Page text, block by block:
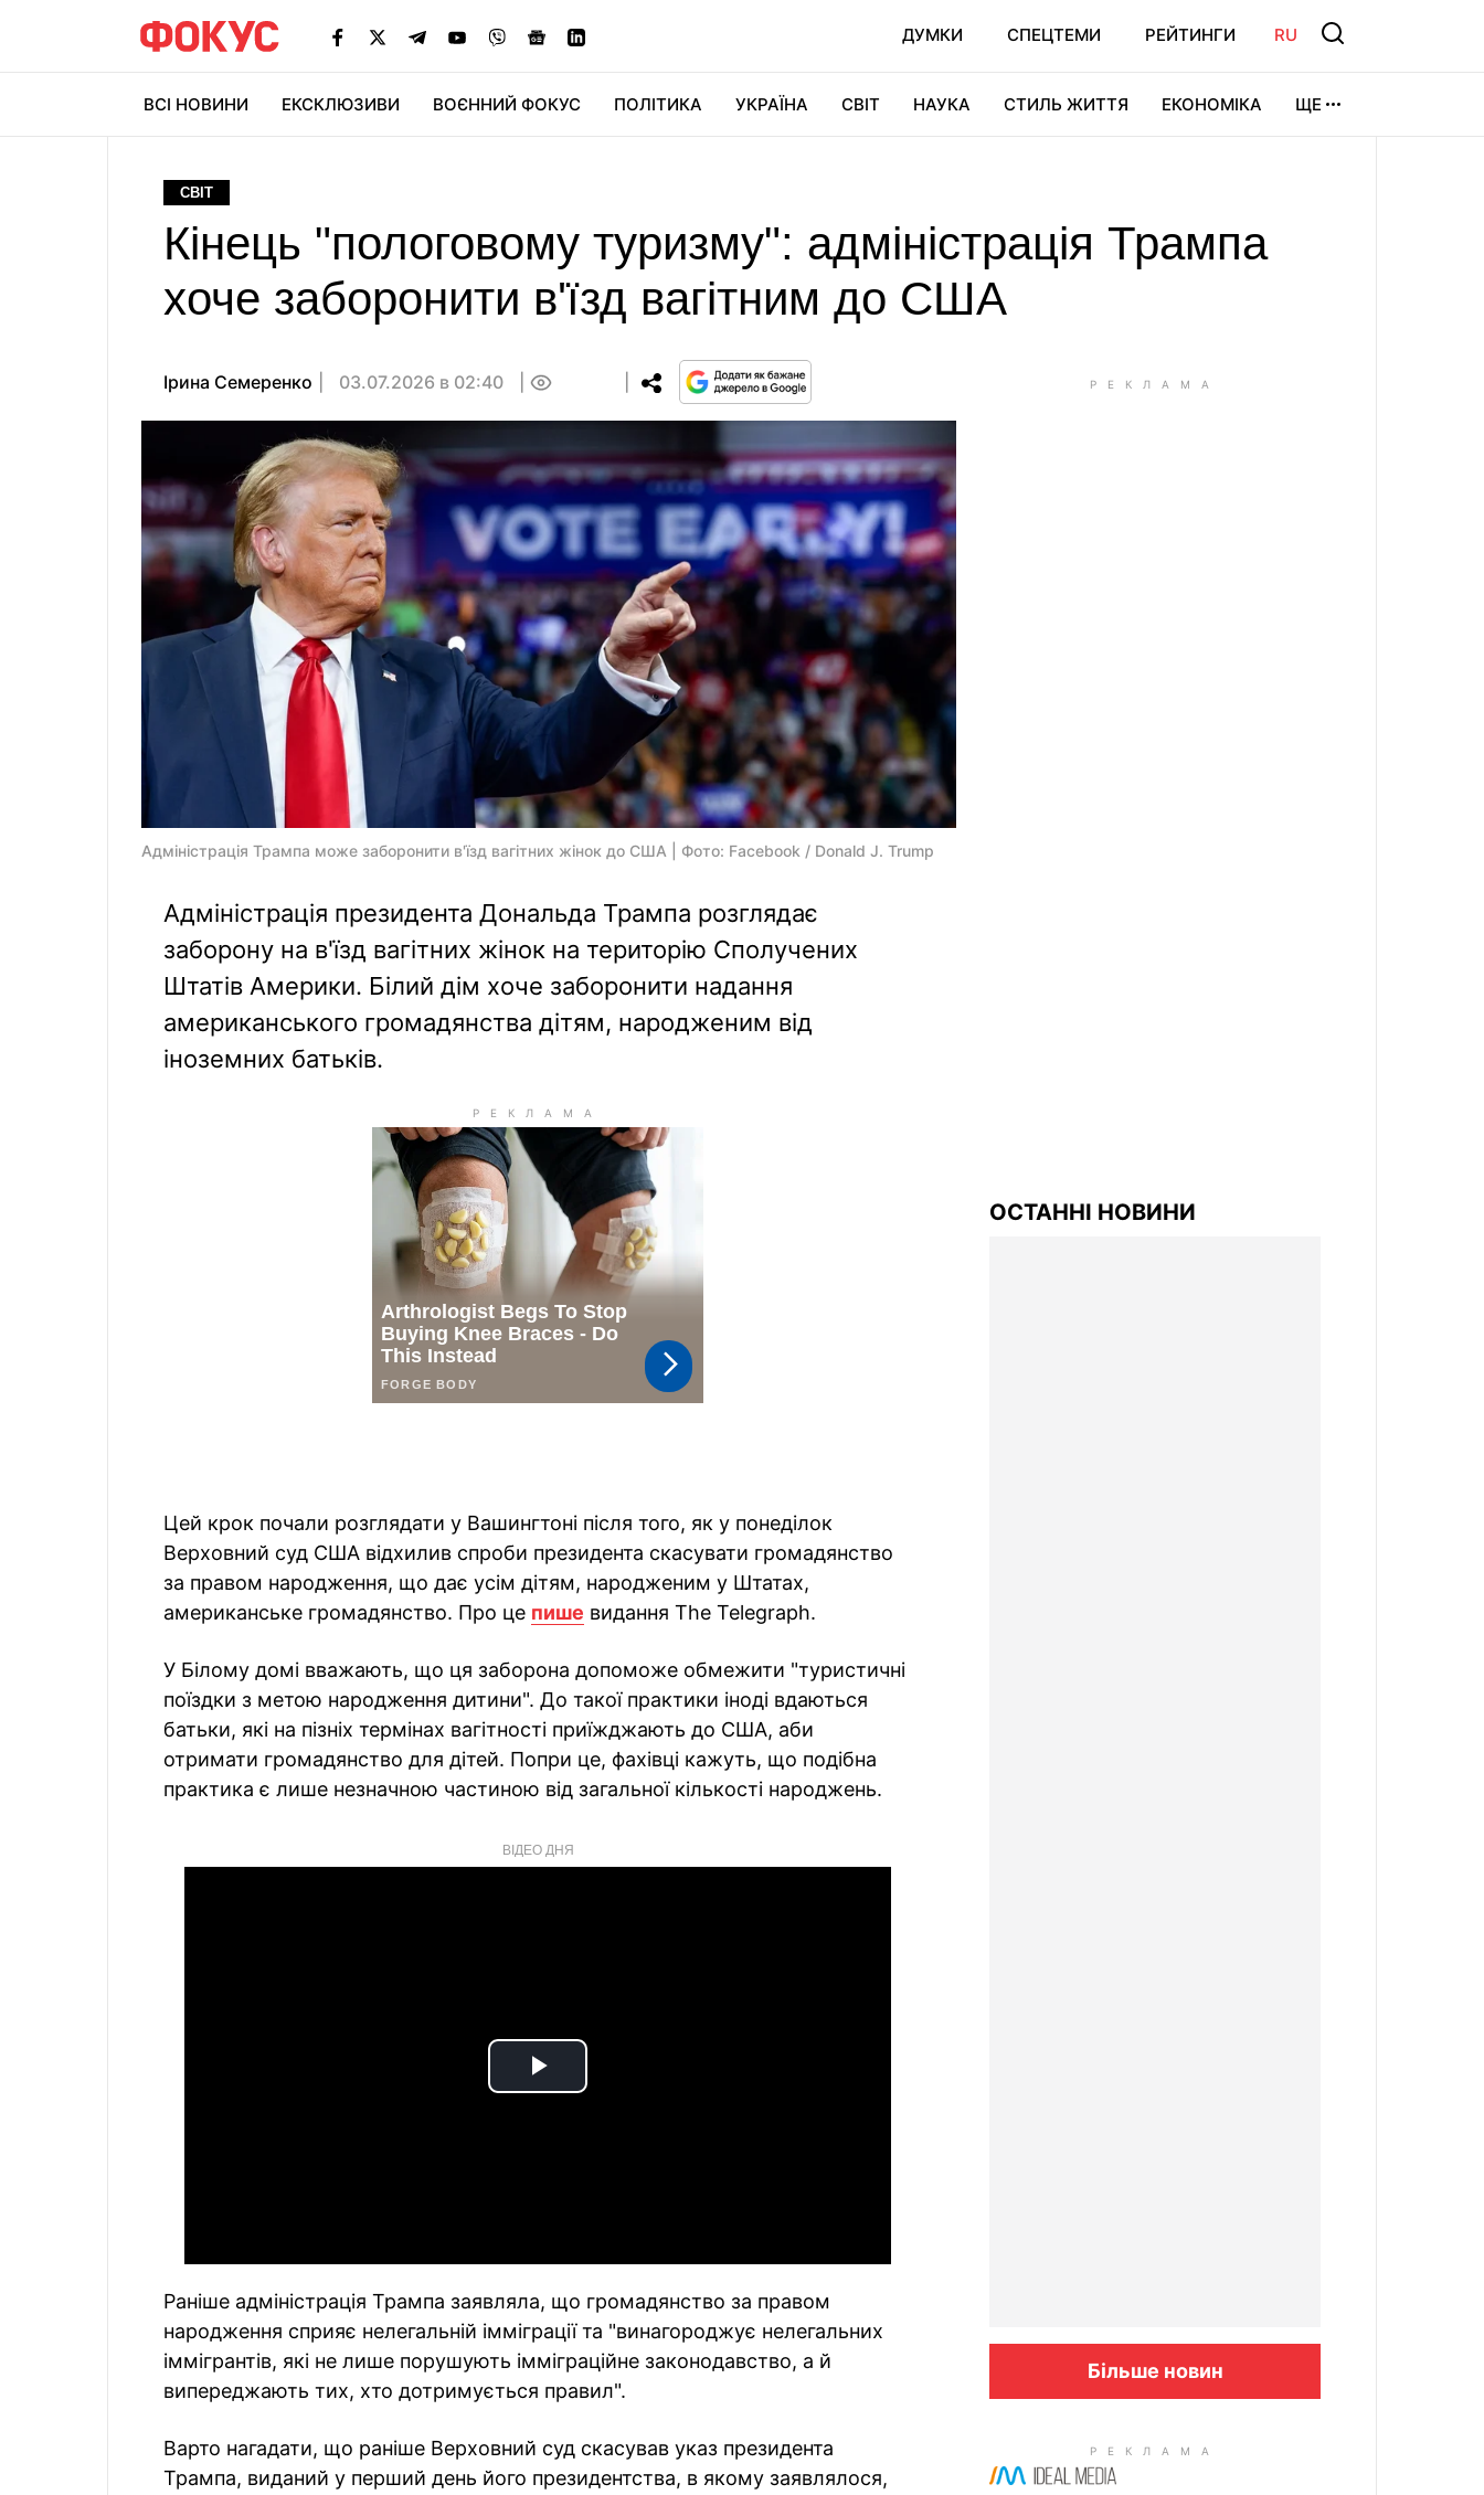
ДУМКИ СПЕЦТЕМИ РЕЙТИНГИ RU
ВСІ НОВИНИ ЕКСКЛЮЗИВИ ВОЄННИЙ ФОКУС ПОЛІТИКА УКРАЇНА СВІТ НАУКА СТИЛЬ ЖИТТЯ ЕКОНОМІКА ЩЕ
СВІТ
Кінець "пологовому туризму": адміністрація Трампа
хоче заборонити в'їзд вагітним до США
Ірина Семеренко 03.07.2026 в 02:40
Адміністрація Трампа може заборонити в'їзд вагітних жінок до США | Фото: Facebook / Donald J. Trump
Адміністрація президента Дональда Трампа розглядає
заборону на в'їзд вагітних жінок на територію Сполучених
Штатів Америки. Білий дім хоче заборонити надання
американського громадянства дітям, народженим від
іноземних батьків.
Цей крок почали розглядати у Вашингтоні після того, як у понеділок
Верховний суд США відхилив спроби президента скасувати громадянство
за правом народження, що дає усім дітям, народженим у Штатах,
американське громадянство. Про це пише видання The Telegraph.
У Білому домі вважають, що ця заборона допоможе обмежити "туристичні
поїздки з метою народження дитини". До такої практики іноді вдаються
батьки, які на пізніх термінах вагітності приїжджають до США, аби
отримати громадянство для дітей. Попри це, фахівці кажуть, що подібна
практика є лише незначною частиною від загальної кількості народжень.
ВІДЕО ДНЯ
Play
Раніше адміністрація Трампа заявляла, що громадянство за правом
народження сприяє нелегальній імміграції та "винагороджує нелегальних
іммігрантів, які не лише порушують імміграційне законодавство, а й
випереджають тих, хто дотримується правил".
Варто нагадати, що раніше Верховний суд скасував указ президента
Трампа, виданий у перший день його президентства, в якому заявлялося,
ОСТАННІ НОВИНИ
Більше новин